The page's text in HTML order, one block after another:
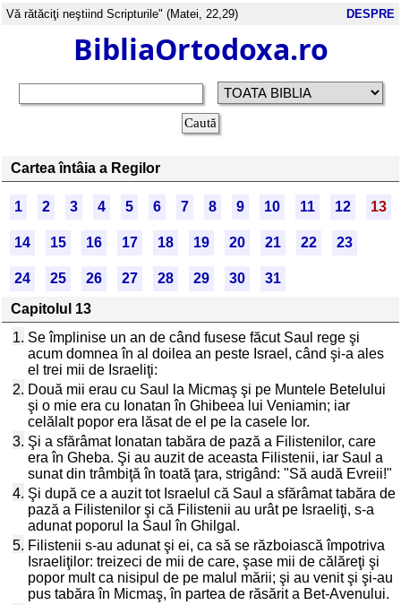
Vă rătăciţi neştiind Scripturile" (Matei, 22,29) DESPRE
BibliaOrtodoxa.ro
Cartea întâia a Regilor
1 2 3 4 5 6 7 8 9 10 11 12 13
14 15 16 17 18 19 20 21 22 23
24 25 26 27 28 29 30
31
Capitolul 13
1. Se împlinise un an de când fusese făcut Saul rege şi
acum domnea în al doilea an peste Israel, când şi-a ales
el trei mii de Israeliţi:
2. Două mii erau cu Saul la Micmaş şi pe Muntele Betelului
şi o mie era cu Ionatan în Ghibeea lui Veniamin; iar
celălalt popor era lăsat de el pe la casele lor.
3. Şi a sfărâmat Ionatan tabăra de pază a Filistenilor, care
era în Gheba. Şi au auzit de aceasta Filistenii, iar Saul a
sunat din trâmbiţă în toată ţara, strigând: "Să audă Evreii!"
4. Şi după ce a auzit tot Israelul că Saul a sfărâmat tabăra de
pază a Filistenilor şi că Filistenii au urât pe Israeliţi, s-a
adunat poporul la Saul în Ghilgal.
5. Filistenii s-au adunat şi ei, ca să se războiască împotriva
Israeliţilor: treizeci de mii de care, şase mii de călăreţi şi
popor mult ca nisipul de pe malul mării; şi au venit şi şi-au
pus tabăra în Micmaş, în partea de răsărit a Bet-Avenului.